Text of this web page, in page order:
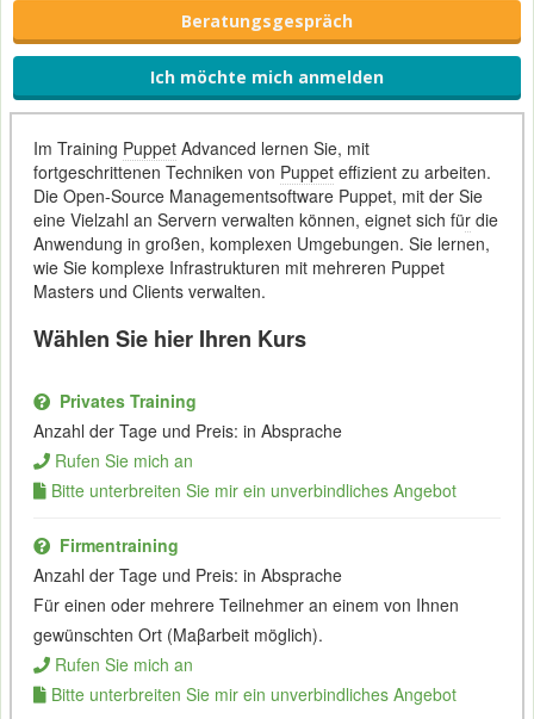
Beratungsgespräch
Ich möchte mich anmelden
Im Training PuppetAdvanced lernen Sie, mit
fortgeschrittenen Techniken von Puppeteffizient zu arbeiten.
Die Open-Source Managementsoftware Puppet, mit der Sie
eine Vielzahl an Servern verwalten können, eignet sich fürdie
Anwendung in großen, komplexen Umgebungen. Sie lernen,
wie Sie komplexe Infrastrukturen mit mehreren Puppet
Masters und Clients verwalten.
Wählen Sie hier Ihren Kurs
Privates Training
Anzahl der Tage und Preis: in Absprache
Rufen Sie mich an
Bitte unterbreiten Sie mir ein unverbindliches Angebot
Firmentraining
Anzahl der Tage und Preis: in Absprache
Für einen oder mehrere Teilnehmer an einem von Ihnen
gewünschten Ort (Maβarbeit möglich).
Rufen Sie mich an
Bitte unterbreiten Sie mir ein unverbindliches Angebot